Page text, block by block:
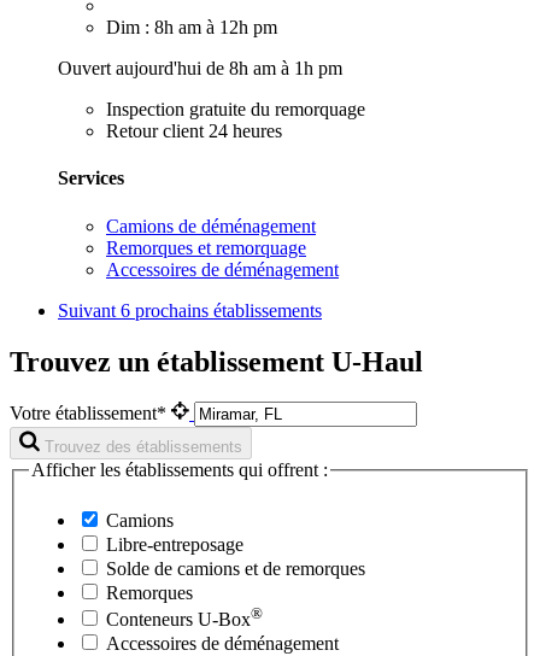
Dim : 8h am à 12h pm
Ouvert aujourd'hui de 8h am à 1h pm
Inspection gratuite du remorquage
Retour client 24 heures
Services
Camions de déménagement
Remorques et remorquage
Accessoires de déménagement
Suivant 6 prochains établissements
Trouvez un établissement U-Haul
Votre établissement*
Trouvez des établissements
Afficher les établissements qui offrent :
Camions
Libre-entreposage
Solde de camions et de remorques
Remorques
Conteneurs U-Box®
Accessoires de déménagement